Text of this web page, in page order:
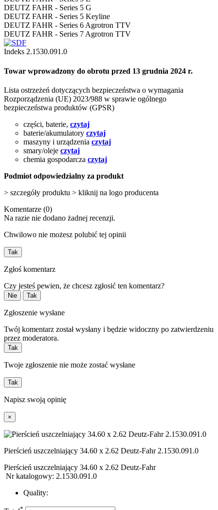
DEUTZ FAHR - Series 5 G
DEUTZ FAHR - Series 5 Keyline
DEUTZ FAHR - Series 6 Agrotron TTV
DEUTZ FAHR - Series 7 Agrotron TTV
Indeks 2.1530.091.0
Towar wprowadzony do obrotu przed 13 grudnia 2024 r.
Lista ostrzeżeń dotyczących bezpieczeństwa o wymagania
Rozporządzenia (UE) 2023/988 w sprawie ogólnego
bezpieczeństwa produktów (GPSR)
części, baterie, czytaj
baterie/akumulatory czytaj
maszyny i urządzenia czytaj
smary/oleje czytaj
chemia gospodarcza czytaj
Podmiot odpowiedzialny za produkt
> szczegóły produktu > kliknij na logo producenta
Komentarze (0)
Na razie nie dodano żadnej recenzji.
Chwilowo nie możesz polubić tej opinii
Tak
Zgłoś komentarz
Czy jesteś pewien, że chcesz zgłosić ten komentarz?
Nie Tak
Zgłoszenie wysłane
Twój komentarz został wysłany i będzie widoczny po zatwierdzeniu
przez moderatora.
Tak
Twoje zgłoszenie nie może zostać wysłane
Tak
Napisz swoją opinię
×
Pierścień uszczelniający 34.60 x 2.62 Deutz-Fahr 2.1530.091.0
Pierścień uszczelniający 34.60 x 2.62 Deutz-Fahr
Nr katalogowy: 2.1530.091.0
Quality: